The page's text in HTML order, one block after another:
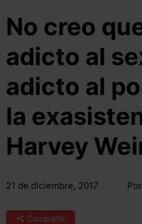
No creo
adicto al
adicto al
la
Harvey
21 de diciembre, 2017
Compartir